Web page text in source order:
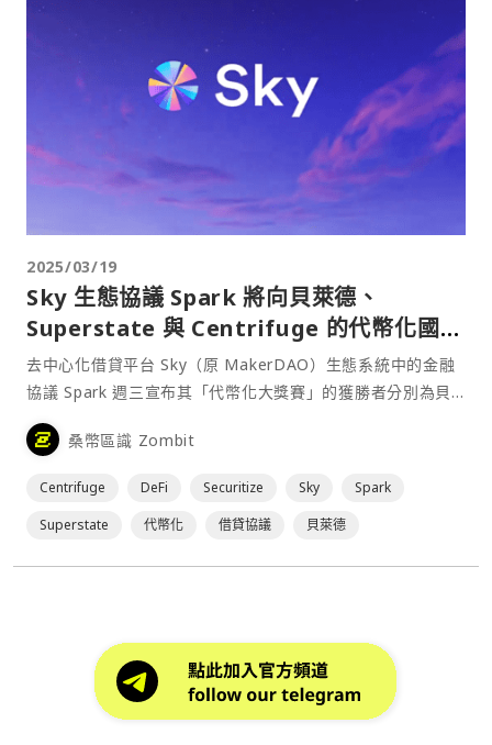
2025/03/19
Sky 生態協議 Spark 將向貝萊德、
Superstate 與 Centrifuge 的代幣化國債
產品配置 10 億美元
去中心化借貸平台 Sky（原 MakerDAO）生態系統中的金融
協議 Spark 週三宣布其「代幣化大獎賽」的獲勝者分別為貝
萊德（BlackRock）與 Securitize、Superstate 和
Centrifuge，一旦獲得 Sky 治理系統的批准，將向這三組
桑幣區識 Zombit
Centrifuge DeFi Securitize Sky
Spark
Superstate
代幣化 借貸協議 貝萊德